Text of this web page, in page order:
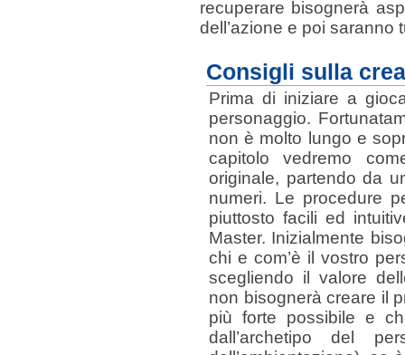
recuperare bisognerà
dell’azione e poi saranno
Consigli sulla
Prima di iniziare a
personaggio.
non è molto lungo e
capitolo vedremo
originale, partendo da
numeri. Le procedure
piuttosto facili ed
Master. Inizialmente
chi e com’è il vostro
scegliendo il valore
non bisognerà creare il
più forte possibile e
dall’archetipo del